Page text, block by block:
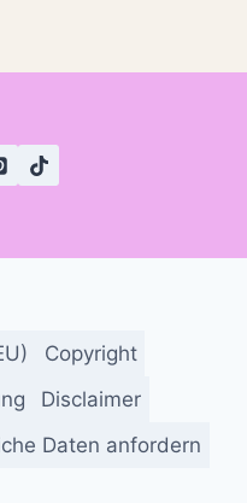
Copyright
Disclaimer
Daten anfordern